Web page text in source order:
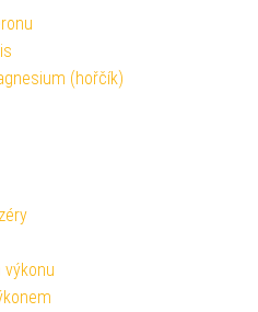
(hořčík)
výkonu